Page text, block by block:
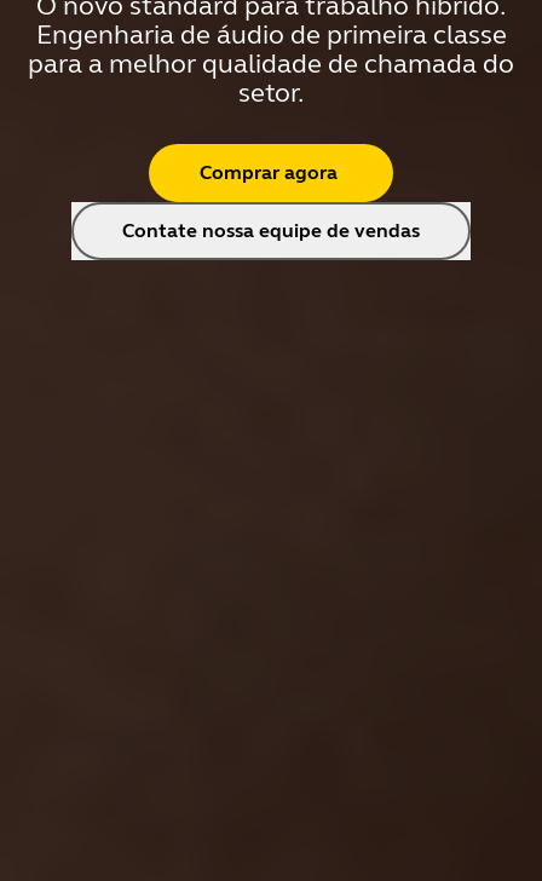
Engenharia de áudio de primeira classe
para a melhor qualidade de chamada do
setor.
Comprar agora
Contate nossa equipe de vendas